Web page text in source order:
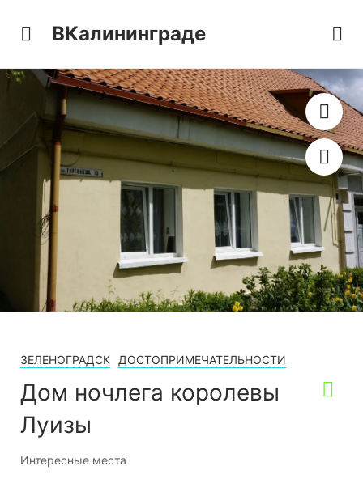
ВКалининграде
ЗЕЛЕНОГРАДСК ДОСТОПРИМЕЧАТЕЛЬНОСТИ
Дом ночлега королевы
Луизы
Интересные места